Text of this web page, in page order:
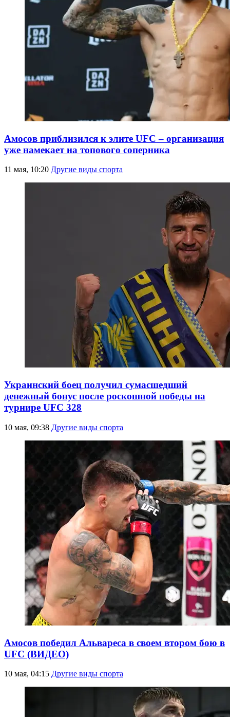
Амосов приблизился к элите UFC – организация
уже намекает на топового соперника
11 мая, 10:20 Другие виды спорта
Украинский боец получил сумасшедший
денежный бонус после роскошной победы на
турнире UFC 328
10 мая, 09:38 Другие виды спорта
Амосов победил Альвареса в своем втором бою в
UFC (ВИДЕО)
10 мая, 04:15 Другие виды спорта